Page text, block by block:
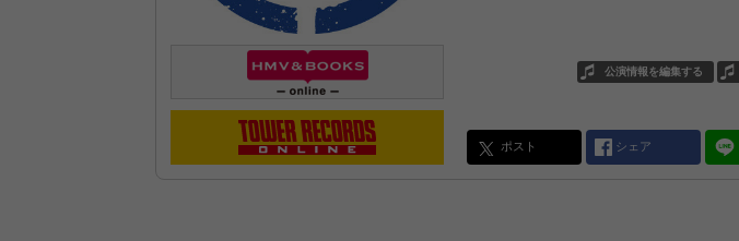
公演情報を編集する
ポスト シェア